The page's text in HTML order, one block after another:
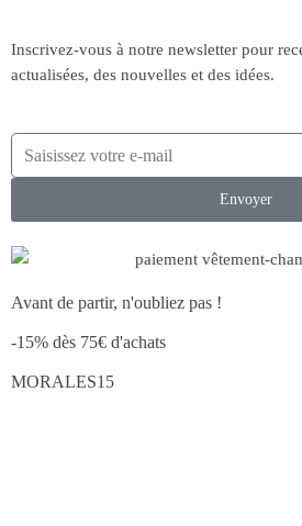
Inscrivez-vous à notre newsletter pour
actualisées, des nouvelles et des idées.
Envoyer
Avant de partir, n'oubliez pas !
-15% dès 75€ d'achats
MORALES15